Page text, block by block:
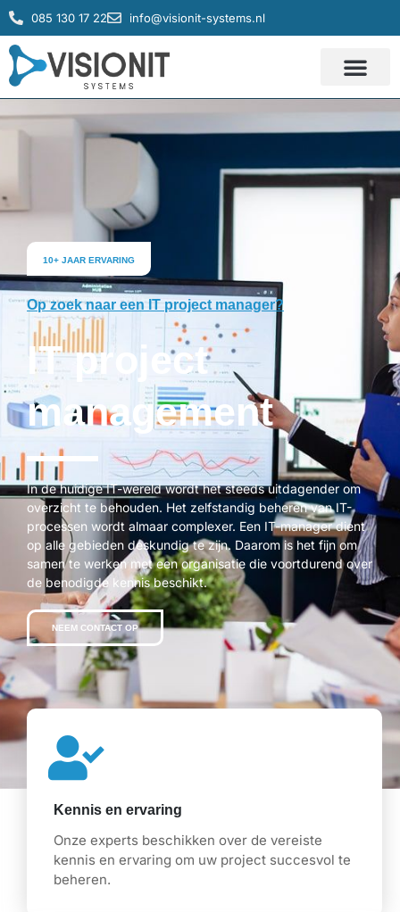
085 130 17 22 info@visionit-systems.nl
10+ JAAR ERVARING
Op zoek naar een IT project manager?
IT project
management
In de huidige IT-wereld wordt het steeds uitdagender om
overzicht te behouden. Het zelfstandig beheren van IT-
processen wordt almaar complexer. Een IT-manager dient
op alle gebieden deskundig te zijn. Daarom is het fijn om
samen te werken met een organisatie die voortdurend over
de benodigde kennis beschikt.
NEEM CONTACT OP
Kennis en ervaring
Onze experts beschikken over de vereiste
kennis en ervaring om uw project succesvol te
beheren.